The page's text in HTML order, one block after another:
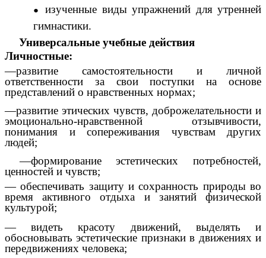
изученные виды упражнений для утренней
гимнастики.
Универсальные учебные действия
Личностные:
—развитие самостоятельности и личной
ответственности за свои поступки на основе
представлений о нравственных нормах;
—развитие этических чувств, доброжелательности и
эмоционально-нравственной отзывчивости,
понимания и сопереживания чувствам других
людей;
—формирование эстетических потребностей,
ценностей и чувств;
— обеспечивать защиту и сохранность природы во
время активного отдыха и занятий физической
культурой;
— видеть красоту движений, выделять и
обосновывать эстетические признаки в движениях и
передвижениях человека;